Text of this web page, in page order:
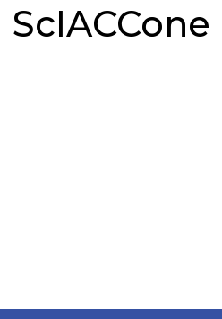
ScIACCone